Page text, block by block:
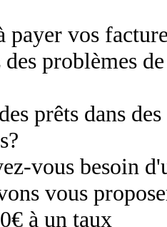
payer vos
des problèmes
prêts dans
vous besoin
vous
à un taux